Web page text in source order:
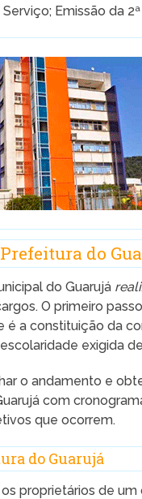
Emissão da
do
do Guarujá
O primeiro
é a constituição da
exigida
o andamento e
com
que ocorrem.
do Guarujá
proprietários de